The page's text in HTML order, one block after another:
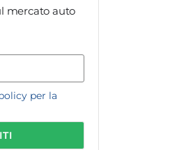
mercato auto
per la